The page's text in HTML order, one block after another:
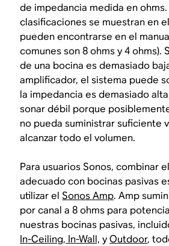
de impedancia medida en ohms.
clasificaciones se muestran en
pueden encontrarse en el
comunes son 8 ohms y 4 ohms).
de una bocina es demasiado
amplificador, el sistema puede
la impedancia es demasiado
sonar débil porque
no pueda suministrar suficiente
alcanzar todo el volumen.
Para usuarios Sonos, combinar
adecuado con bocinas pasivas
utilizar elSonos Amp. Amp
por canal a 8 ohms para
nuestras bocinas pasivas,
In-Ceiling, In-Wall, yOutdoor,